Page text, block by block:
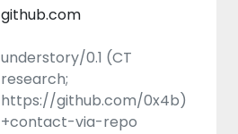
github.com
understory/0.1 (CT
research;
https://github.com/0x4b)
+contact-via-repo